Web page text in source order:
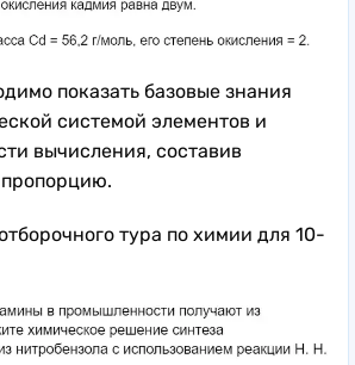
показать базовые знания
системой элементов и
вычисления, составив
тура по химии для 10-